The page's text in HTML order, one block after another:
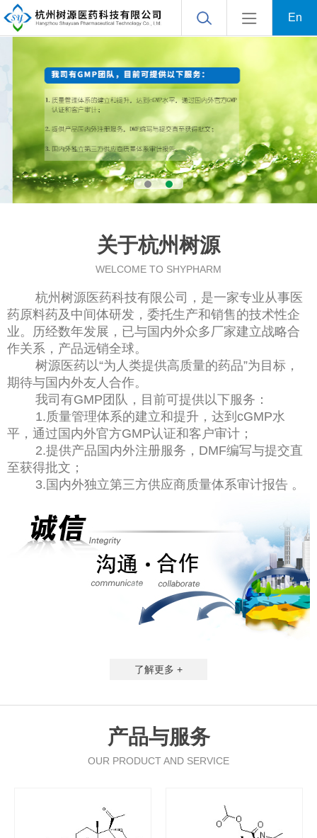
En
关于杭州树源
WELCOME TO SHYPHARM
杭州树源医药科技有限公司
，是一家专业从事医
药原料药及中间体研发，委托生产和销售的技术性企
业。历经数年发展，已与国内外众多厂家建立战略合
作关系，产品远销全球。
树源医药以“为人类提供高质量的药品”为目标，
期待与国内外友人合作。
我司有GMP团队，目前可提供以下服务：
1.质量管理体系的建立和提升，达到cGMP水
平，通过国内外官方GMP认证和客户审计；
2.提供产品国内外注册服务，DMF编写与提交直
至获得批文；
3.国内外独立第三方供应商质量体系审计报告 。
了解更多 +
产品与服务
OUR PRODUCT AND SERVICE